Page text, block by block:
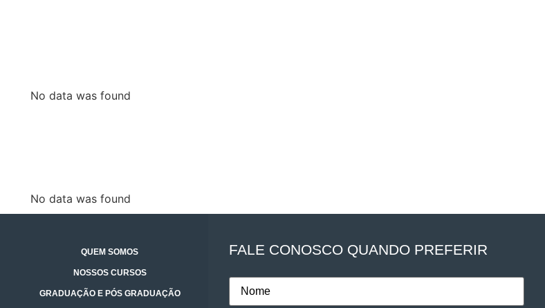
No data was found
No data was found
QUEM SOMOS
NOSSOS CURSOS
GRADUAÇÃO E PÓS GRADUAÇÃO
FALE CONOSCO QUANDO PREFERIR